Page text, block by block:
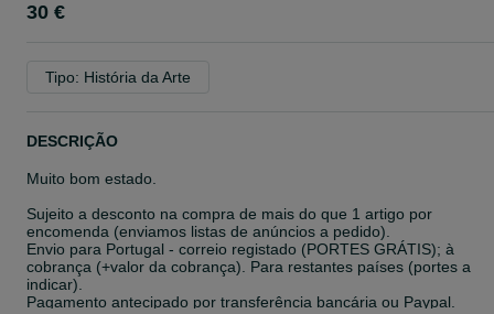
30 €
Tipo: História da Arte
DESCRIÇÃO
Muito bom estado.
Sujeito a desconto na compra de mais do que 1 artigo por
encomenda (enviamos listas de anúncios a pedido).
Envio para Portugal - correio registado (PORTES GRÁTIS); à
cobrança (+valor da cobrança). Para restantes países (portes a
indicar).
Pagamento antecipado por transferência bancária ou Paypal.